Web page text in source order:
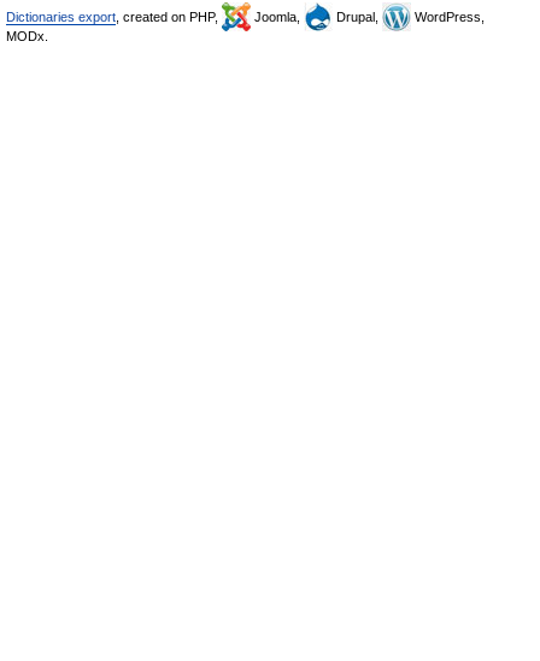
Dictionaries export , created on PHP, Joomla, Drupal,
WordPress,
MODx.